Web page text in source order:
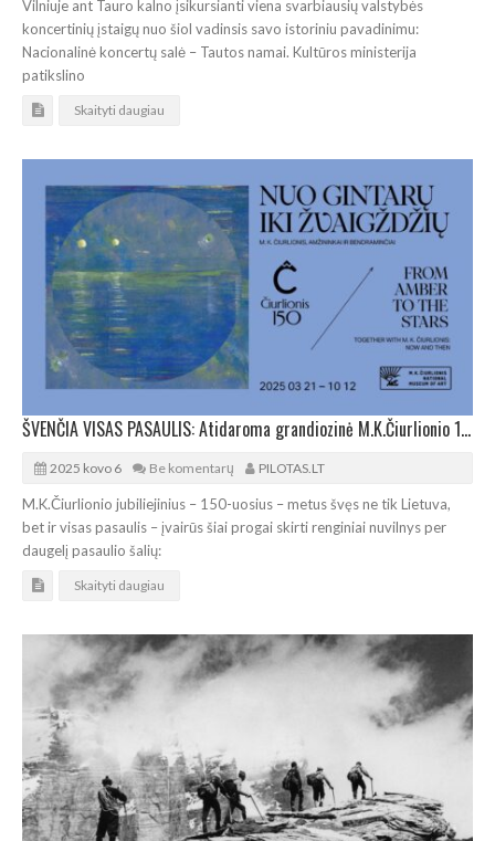
Vilniuje ant Tauro kalno įsikursianti viena svarbiausių valstybės
koncertinių įstaigų nuo šiol vadinsis savo istoriniu pavadinimu:
Nacionalinė koncertų salė – Tautos namai. Kultūros ministerija
patikslino
Skaityti daugiau
ŠVENČIA VISAS PASAULIS: Atidaroma grandiozinė M.K.Čiurlionio 150-mečio paroda
2025 kovo 6 Be komentarų PILOTAS.LT
M.K.Čiurlionio jubiliejinius – 150-uosius – metus švęs ne tik Lietuva,
bet ir visas pasaulis – įvairūs šiai progai skirti renginiai nuvilnys per
daugelį pasaulio šalių:
Skaityti daugiau